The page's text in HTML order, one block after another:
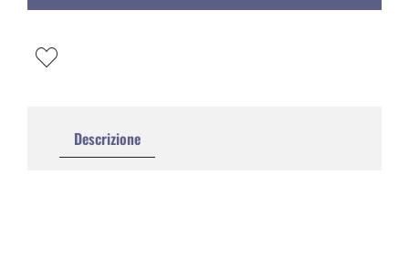
Descrizione